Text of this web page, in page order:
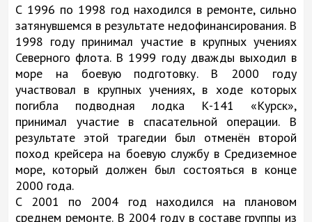
С 1996 по 1998 год находился в ремонте, сильно
затянувшемся в результате недофинансирования. В
1998 году принимал участие в крупных учениях
Северного флота. В 1999 году дважды выходил в
море на боевую подготовку. В 2000 году
участвовал в крупных учениях, в ходе которых
погибла подводная лодка К-141 «Курск»,
принимал участие в спасательной операции. В
результате этой трагедии был отменён второй
поход крейсера на боевую службу в Средиземное
море, который должен был состояться в конце
2000 года.
С 2001 по 2004 год находился на плановом
среднем ремонте. В 2004 году в составе группы из